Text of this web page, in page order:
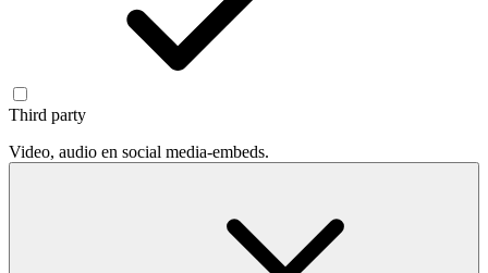
Third party
Video, audio en social media-embeds.